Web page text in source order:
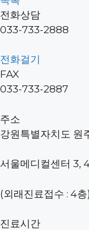
전화상담
033-733-2888
전화걸기
FAX
033-733-2887
주소
강원특별자치도 원
서울메디컬센터 3,
(외래진료접수 : 4층)
진료시간